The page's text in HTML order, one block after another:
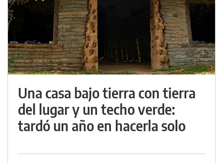
Una casa bajo tierra con tierra
del lugar y un techo verde:
tardó un año en hacerla solo